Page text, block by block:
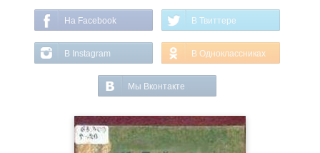
На Facebook В Твиттере
В Instagram В Одноклассниках
Мы Вконтакте